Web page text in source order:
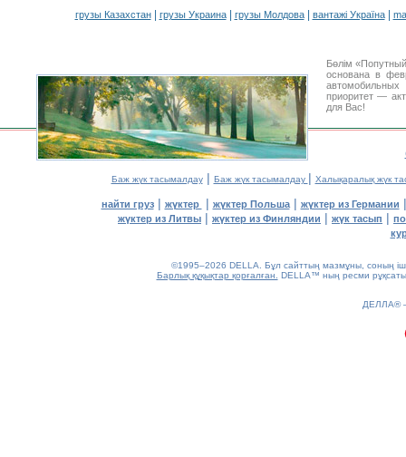
грузы Казахстан| грузы Украина| грузы Молдова| вантажі Україна|
Бөлім
основана в
приоритет —
для Вас!
Баж жүк тасымалдау| Баж жүк тасымалдау | Халықаралық жүк
найти груз| жүктер | жүктер Польша| жүктер из Германии
жүктер из Литвы | жүктер из Финляндии | жүк тасып |
©1995–2026 DELLA. Бұл сайттың мазмұны, соның
Барлық құқықтар қорғалған.
DELLA™ ның ресми
ДЕЛЛА®